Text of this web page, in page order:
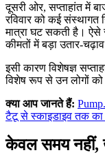
दूसरी ओर, सप्ताहांत में
रविवार को कई संस्थागत
मात्रा घट सकती है। ऐसे
कीमतों में बड़ा उतार-
इसी कारण विशेषज्ञ
विशेष रूप से उन लोगों
क्या आप जानते हैं:
टैटू से स्काइडाइव तक
केवल समय नहीं,